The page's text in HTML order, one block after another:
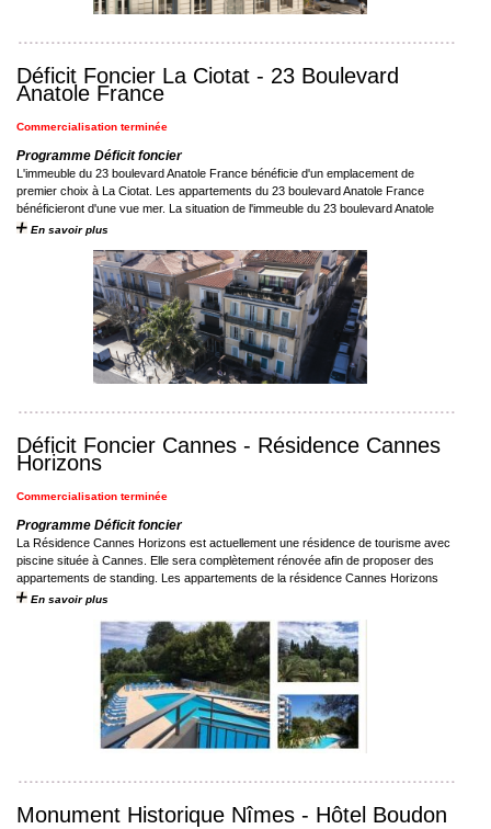
Déficit Foncier La Ciotat - 23 Boulevard
Anatole France
Commercialisation terminée
Programme Déficit foncier
L'immeuble du 23 boulevard Anatole France bénéficie d'un emplacement de
premier choix à La Ciotat. Les appartements du 23 boulevard Anatole France
bénéficieront d'une vue mer. La situation de l'immeuble du 23 boulevard Anatole
France ...
En savoir plus
Déficit Foncier Cannes - Résidence Cannes
Horizons
Commercialisation terminée
Programme Déficit foncier
La Résidence Cannes Horizons est actuellement une résidence de tourisme avec
piscine située à Cannes. Elle sera complètement rénovée afin de proposer des
appartements de standing. Les appartements de la résidence Cannes Horizons
proposeront des ...
En savoir plus
Monument Historique Nîmes - Hôtel Boudon